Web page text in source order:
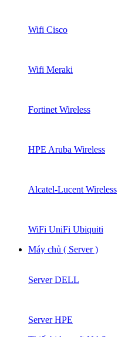
Wifi Cisco
Wifi Meraki
Fortinet Wireless
HPE Aruba Wireless
Alcatel-Lucent Wireless
WiFi UniFi Ubiquiti
Máy chủ ( Server )
Server DELL
Server HPE